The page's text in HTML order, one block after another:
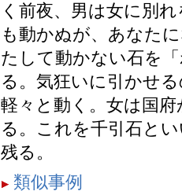
く前夜、男は女に別
も動かぬが、あなた
たして動かない石を
る。気狂いに引かせ
軽々と動く。女は国
る。これを千引石と
残る。
類似事例